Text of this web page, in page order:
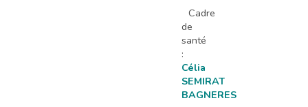
Cadre
de
santé
:
Célia
SEMIRAT
BAGNERES